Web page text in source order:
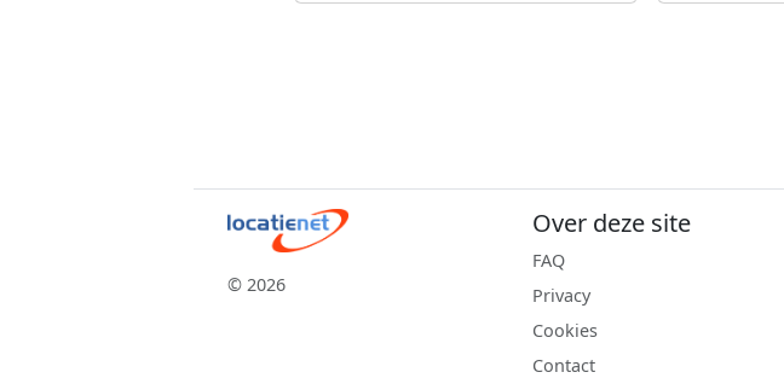
© 2026
Over deze site
FAQ
Privacy
Cookies
Contact